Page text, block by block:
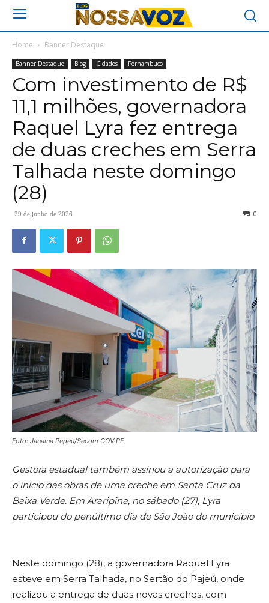
Home Banner Destaque
Banner Destaque Blog Cidades Pernambuco
Com investimento de R$
11,1 milhões, governadora
Raquel Lyra fez entrega
de duas creches em Serra
Talhada neste domingo
(28)
29 de junho de 2026 0
Foto: Janaína Pepeu/Secom GOV PE
Gestora estadual também assinou a autorização para
o início das obras de uma creche em Santa Cruz da
Baixa Verde. Em Araripina, no sábado (27), Lyra
participou do penúltimo dia do São João do município
Neste domingo (28), a governadora Raquel Lyra
esteve em Serra Talhada, no Sertão do Pajeú, onde
realizou a entrega de duas novas creches, com